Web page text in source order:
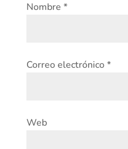
Nombre *
Correo electrónico*
Web